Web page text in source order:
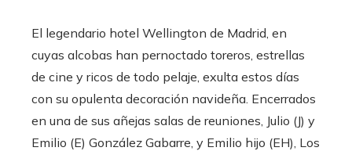
El legendario hotel Wellington de Madrid, en
cuyas alcobas han pernoctado toreros, estrellas
de cine y ricos de todo pelaje, exulta estos días
con su opulenta decoración navideña. Encerrados
en una de sus añejas salas de reuniones, Julio (J) y
Emilio (E) González Gabarre, y Emilio hijo (EH), Los